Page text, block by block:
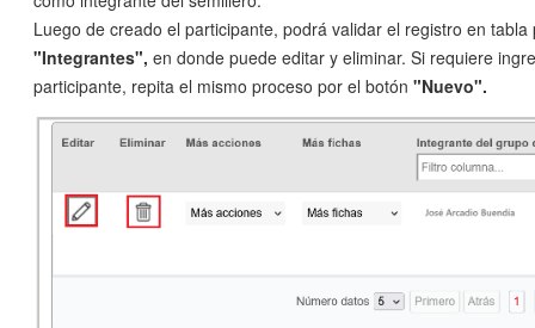
Luego de creado el participante, podrá validar el registro en tabla
"Integrantes", en donde puede editar y eliminar. Si requiere
participante, repita el mismo proceso por el botón "Nuevo".